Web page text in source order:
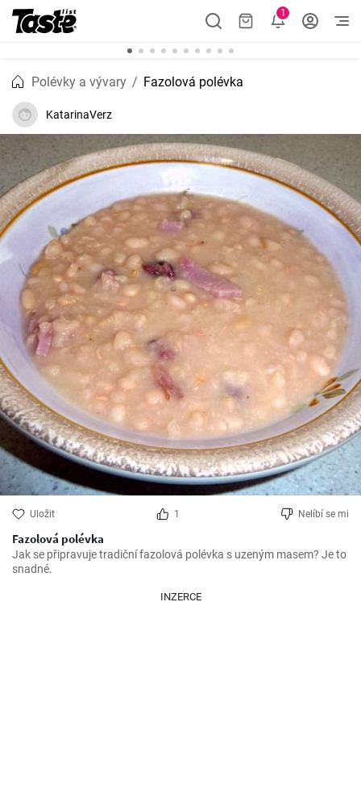
1
Polévky a vývary Fazolová polévka
KatarinaVerz
Uložit 1 Nelíbí se mi
Fazolová polévka
Jak se připravuje tradiční fazolová polévka s uzeným masem? Je to
snadné.
INZERCE